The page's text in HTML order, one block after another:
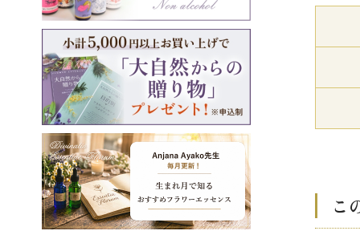
こ